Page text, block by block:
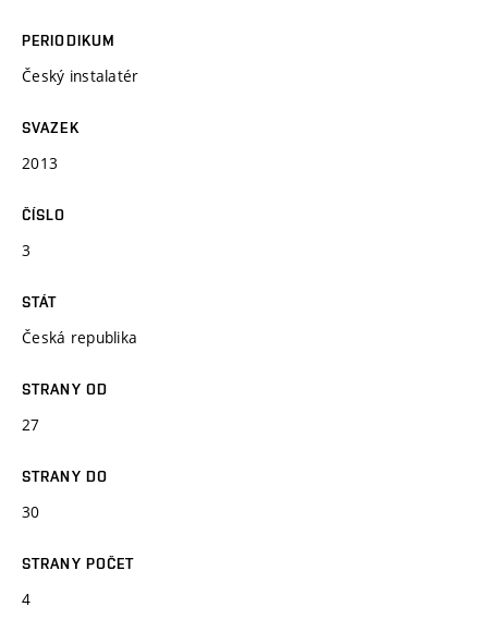
PERIODIKUM
Český instalatér
SVAZEK
2013
ČÍSLO
3
STÁT
Česká republika
STRANY OD
27
STRANY DO
30
STRANY POČET
4